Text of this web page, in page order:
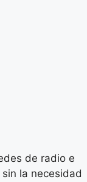
de radio e
la necesidad